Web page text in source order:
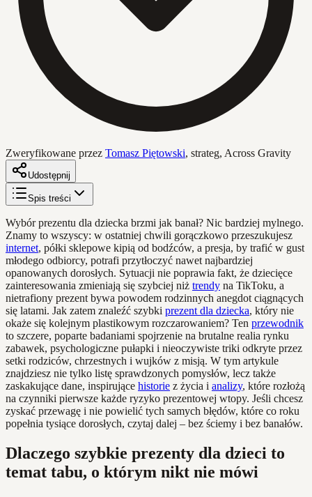
Zweryfikowane przez Tomasz Piętowski, strateg, Across Gravity
Udostępnij
Spis treści
Wybór prezentu dla dziecka brzmi jak banał? Nic bardziej mylnego.
Znamy to wszyscy: w ostatniej chwili gorączkowo przeszukujesz
internet, półki sklepowe kipią od bodźców, a presja, by trafić w gust
młodego odbiorcy, potrafi przytłoczyć nawet najbardziej
opanowanych dorosłych. Sytuacji nie poprawia fakt, że dziecięce
zainteresowania zmieniają się szybciej niż trendy na TikToku, a
nietrafiony prezent bywa powodem rodzinnych anegdot ciągnących
się latami. Jak zatem znaleźć szybki prezent dla dziecka, który nie
okaże się kolejnym plastikowym rozczarowaniem? Ten przewodnik
to szczere, poparte badaniami spojrzenie na brutalne realia rynku
zabawek, psychologiczne pułapki i nieoczywiste triki odkryte przez
setki rodziców, chrzestnych i wujków z misją. W tym artykule
znajdziesz nie tylko listę sprawdzonych pomysłów, lecz także
zaskakujące dane, inspirujące historie z życia i analizy, które rozłożą
na czynniki pierwsze każde ryzyko prezentowej wtopy. Jeśli chcesz
zyskać przewagę i nie powielić tych samych błędów, które co roku
popełnia tysiące dorosłych, czytaj dalej – bez ściemy i bez banałów.
Dlaczego szybkie prezenty dla dzieci to
temat tabu, o którym nikt nie mówi